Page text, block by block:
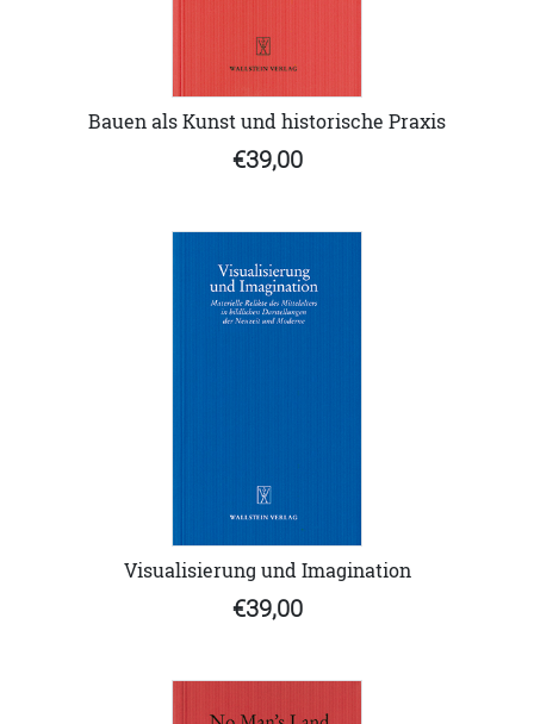
Bauen als Kunst und historische Praxis
€39,00
Visualisierung und Imagination
€39,00